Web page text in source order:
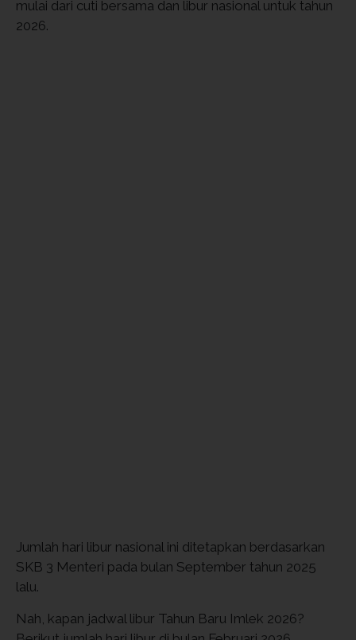
mulai dari cuti bersama dan libur nasional untuk tahun
2026.
Jumlah hari libur nasional ini ditetapkan berdasarkan
SKB 3 Menteri pada bulan September tahun 2025
lalu.
Nah, kapan jadwal libur Tahun Baru Imlek 2026?